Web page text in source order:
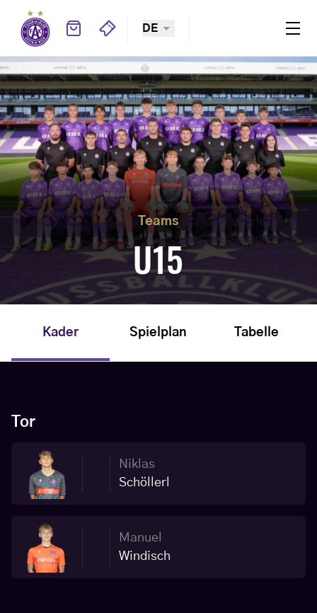
DE
Teams
U15
Kader Spielplan Tabelle
Tor
Niklas
Schöllerl
Manuel
Windisch